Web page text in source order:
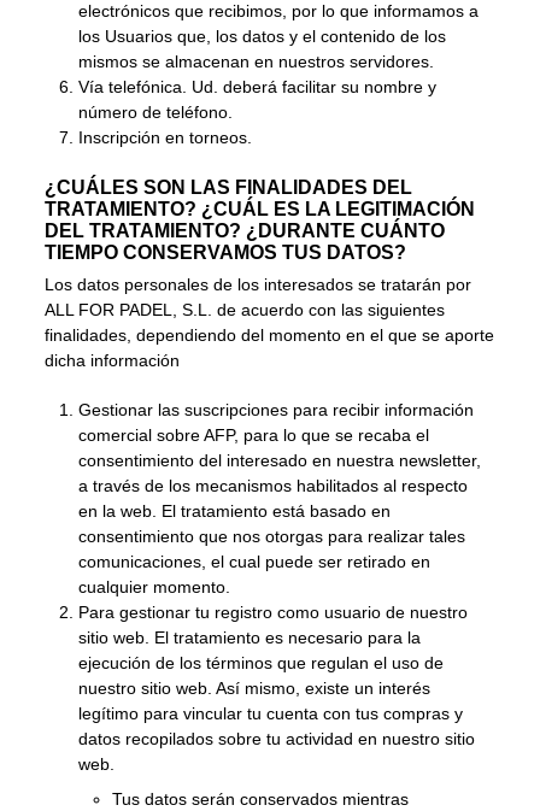
electrónicos que recibimos, por lo que informamos a
los Usuarios que, los datos y el contenido de los
mismos se almacenan en nuestros servidores.
Vía telefónica. Ud. deberá facilitar su nombre y
número de teléfono.
Inscripción en torneos.
¿CUÁLES SON LAS FINALIDADES DEL
TRATAMIENTO? ¿CUÁL ES LA LEGITIMACIÓN
DEL TRATAMIENTO? ¿DURANTE CUÁNTO
TIEMPO CONSERVAMOS TUS DATOS?
Los datos personales de los interesados se tratarán por
ALL FOR PADEL, S.L. de acuerdo con las siguientes
finalidades, dependiendo del momento en el que se aporte
dicha información
Gestionar las suscripciones para recibir información
comercial sobre AFP, para lo que se recaba el
consentimiento del interesado en nuestra newsletter,
a través de los mecanismos habilitados al respecto
en la web. El tratamiento está basado en
consentimiento que nos otorgas para realizar tales
comunicaciones, el cual puede ser retirado en
cualquier momento.
Para gestionar tu registro como usuario de nuestro
sitio web. El tratamiento es necesario para la
ejecución de los términos que regulan el uso de
nuestro sitio web. Así mismo, existe un interés
legítimo para vincular tu cuenta con tus compras y
datos recopilados sobre tu actividad en nuestro sitio
web.
Tus datos serán conservados mientras